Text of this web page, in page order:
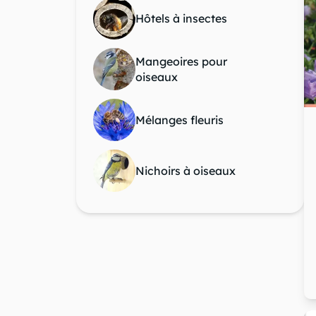
Hôtels à insectes
Mangeoires pour
oiseaux
Mélanges fleuris
Nichoirs à oiseaux